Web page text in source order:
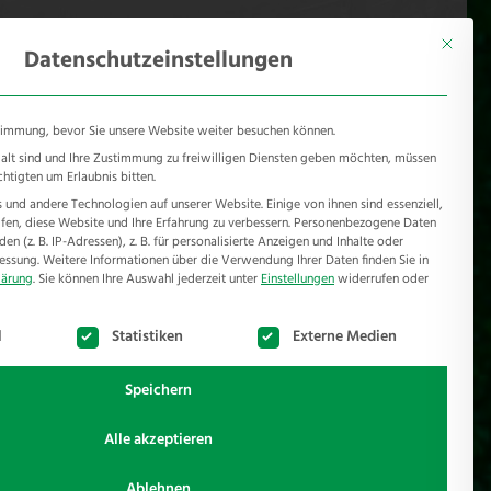
REFERENZEN JOBS NEWSROOM
Mit
Datenschutzeinstellungen
bevor Sie unsere Website weiter besuchen können.
alt sind und Ihre Zustimmung zu freiwilligen Diensten geben möchten, müssen
um Erlaubnis bitten.
andere Technologien auf unserer Website. Einige von ihnen sind essenziell,
diese Website und Ihre Erfahrung zu verbessern. Personenbezogene Daten
(z. B. IP-Adressen), z. B. für personalisierte Anzeigen und Inhalte oder
Weitere Informationen über die Verwendung Ihrer Daten finden Sie in
. Sie können Ihre Auswahl jederzeit unterEinstellungenwiderrufen oder
der Service-Gruppen, für die eine Einwilligung erteilt werden
Statistiken Externe Medien
Speichern
Alle akzeptieren